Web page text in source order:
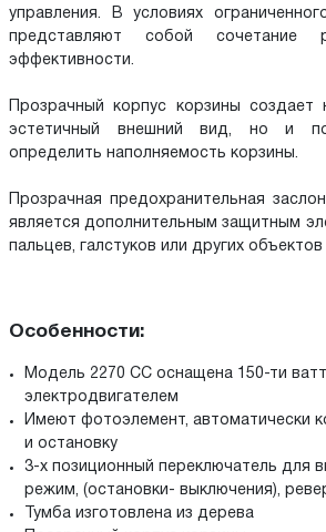
управления. В условиях
представляют собой сочетание
эффективности.
Прозрачный корпус корзины создает
эстетичный внешний вид, но и
определить наполняемость корзины.
Прозрачная предохранительная
является дополнительным защитным
пальцев, галстуков или других
Особенности:
Модель 2270 CC оснащена 150-ти
электродвигателем
Имеют фотоэлемент, автоматически
и остановку
3-х позиционный переключатель для
режим, (остановки- выключения),
Тумба изготовлена из дерева